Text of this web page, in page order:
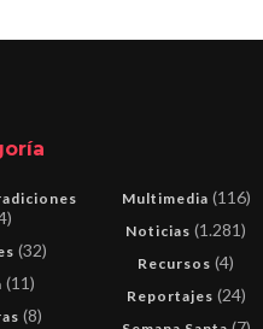
(32)
(11)
(8)
Multimedia (116)
Noticias (1.281)
Recursos (4)
Reportajes (24)